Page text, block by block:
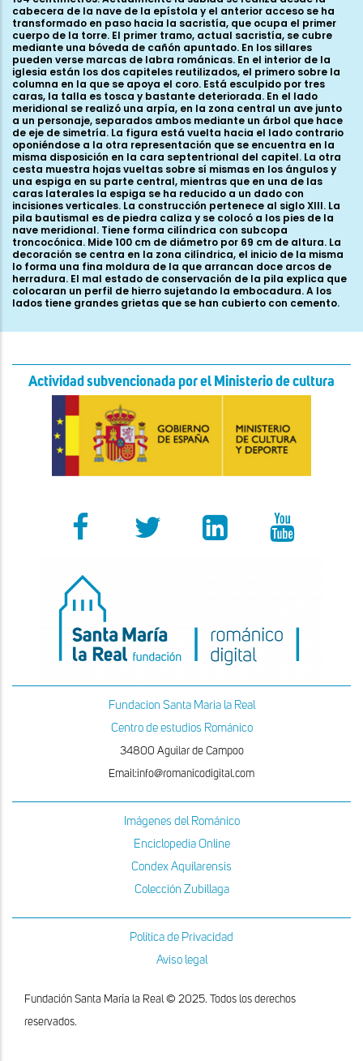
cabecera de la nave de la epístola y el anterior acceso se ha
transformado en paso hacia la sacristía, que ocupa el primer
cuerpo de la torre. El primer tramo, actual sacristía, se cubre
mediante una bóveda de cañón apuntado. En los sillares
pueden verse marcas de labra románicas. En el interior de la
iglesia están los dos capiteles reutilizados, el primero sobre la
columna en la que se apoya el coro. Está esculpido por tres
caras, la talla es tosca y bastante deteriorada. En el lado
meridional se realizó una arpía, en la zona central un ave junto
a un personaje, separados ambos mediante un árbol que hace
de eje de simetría. La figura está vuelta hacia el lado contrario
oponiéndose a la otra representación que se encuentra en la
misma disposición en la cara septentrional del capitel. La otra
cesta muestra hojas vueltas sobre sí mismas en los ángulos y
una espiga en su parte central, mientras que en una de las
caras laterales la espiga se ha reducido a un dado con
incisiones verticales. La construcción pertenece al siglo XIII. La
pila bautismal es de piedra caliza y se colocó a los pies de la
nave meridional. Tiene forma cilíndrica con subcopa
troncocónica. Mide 100 cm de diámetro por 69 cm de altura. La
decoración se centra en la zona cilíndrica, el inicio de la misma
lo forma una fina moldura de la que arrancan doce arcos de
herradura. El mal estado de conservación de la pila explica que
colocaran un perfil de hierro sujetando la embocadura. A los
lados tiene grandes grietas que se han cubierto con cemento.
Actividad subvencionada por el Ministerio de cultura
Fundacion Santa Maria la Real
Centro de estudios Románico
34800 Aguilar de Campoo
Email:info@romanicodigital.com
Imágenes del Románico
Enciclopedia Online
Condex Aquilarensis
Colección Zubillaga
Política de Privacidad
Aviso legal
Fundación Santa María la Real © 2025. Todos los derechos
reservados.